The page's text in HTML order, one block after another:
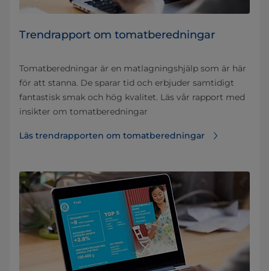
Trendrapport om tomatberedningar
Tomatberedningar är en matlagningshjälp som är här
för att stanna. De sparar tid och erbjuder samtidigt
fantastisk smak och hög kvalitet. Läs vår rapport med
insikter om tomatberedningar
Läs trendrapporten om tomatberedningar